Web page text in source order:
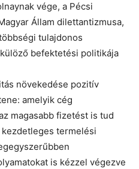
vége, a Pécsi
Állam dilettantizmusa,
tulajdonos
befektetési politikája
növekedése pozitív
amelyik cég
magasabb fizetést is tud
termelési
is kézzel végezve